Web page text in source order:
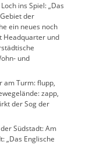
ins Spiel: „Das
der
ein neues noch
Headquarter und
und
am Turm: flupp,
zapp,
der Sog der
Südstadt: Am
„Das Englische